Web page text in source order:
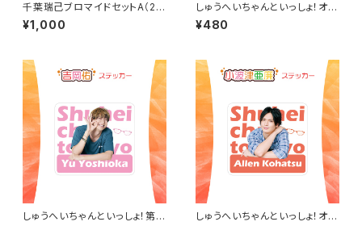
千葉瑞己ブロマイドセットA（20
25年4月始まりカレンダーアザ
ーカット）
¥1,000
しゅうへいちゃんといっしょ！オリ
ジナルステッカー（髙木俊）
¥480
しゅうへいちゃんといっしょ！第1
しゅうへいちゃんといっしょ！オリ